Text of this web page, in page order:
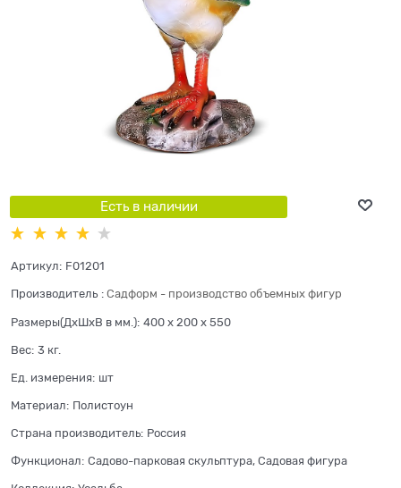
Есть в наличии
Артикул: F01201
Производитель : Садформ - производство объемных фигур
Размеры(ДхШхВ в мм.): 400 x 200 x 550
Вес: 3 кг.
Ед. измерения: шт
Материал: Полистоун
Страна производитель: Россия
Функционал: Садово-парковая скульптура, Садовая фигура